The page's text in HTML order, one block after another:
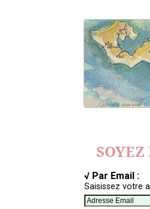
√ Par Email :
Saisissez votre